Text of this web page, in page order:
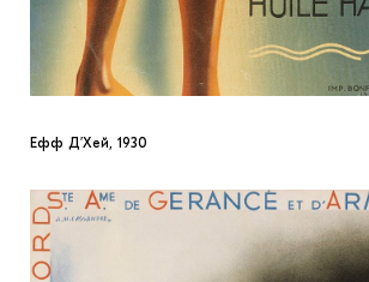
Ефф Д’Хей, 1930